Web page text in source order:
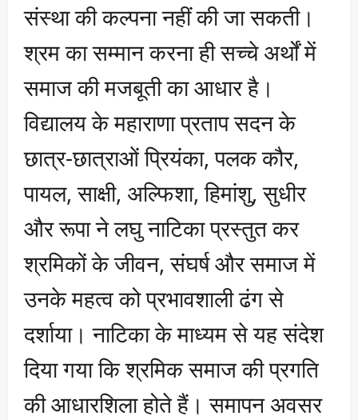
संस्था की कल्पना नहीं की जा सकती।
श्रम का सम्मान करना ही सच्चे अर्थों में
समाज की मजबूती का आधार है।
विद्यालय के महाराणा प्रताप सदन के
छात्र-छात्राओं प्रियंका, पलक कौर,
पायल, साक्षी, अल्फिशा, हिमांशु, सुधीर
और रूपा ने लघु नाटिका प्रस्तुत कर
श्रमिकों के जीवन, संघर्ष और समाज में
उनके महत्व को प्रभावशाली ढंग से
दर्शाया। नाटिका के माध्यम से यह संदेश
दिया गया कि श्रमिक समाज की प्रगति
की आधारशिला होते हैं। समापन अवसर